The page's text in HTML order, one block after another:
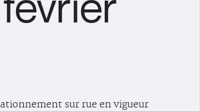
sur rue en vigueur